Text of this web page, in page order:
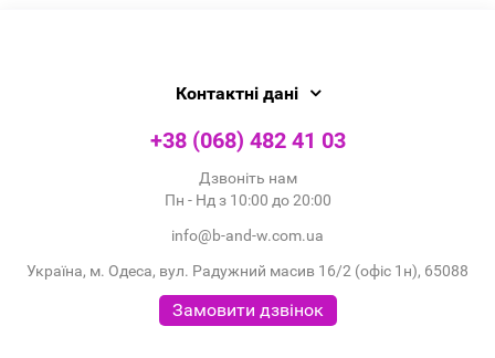
Контактні дані
+38 (068) 482 41 03
Дзвоніть нам
Пн - Нд з 10:00 до 20:00
info@b-and-w.com.ua
Україна, м. Одеса, вул. Радужний масив 16/2 (офіс 1н), 65088
Замовити дзвінок